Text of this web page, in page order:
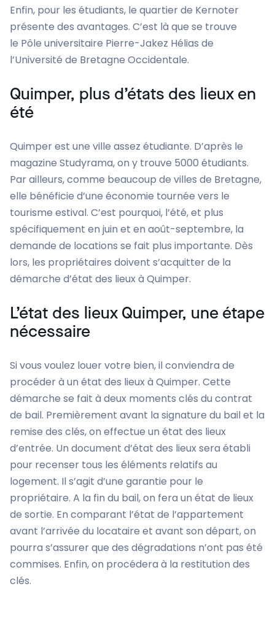
Enfin, pour les étudiants, le quartier de Kernoter
présente des avantages. C’est là que se trouve
le Pôle universitaire Pierre-Jakez Hélias de
l’Université de Bretagne Occidentale.
Quimper, plus d’états des lieux en
été
Quimper est une ville assez étudiante. D’après le
magazine Studyrama, on y trouve 5000 étudiants.
Par ailleurs, comme beaucoup de villes de Bretagne,
elle bénéficie d’une économie tournée vers le
tourisme estival. C’est pourquoi, l’été, et plus
spécifiquement en juin et en août-septembre, la
demande de locations se fait plus importante. Dès
lors, les propriétaires doivent s’acquitter de la
démarche d’état des lieux à Quimper.
L’état des lieux Quimper, une étape
nécessaire
Si vous voulez louer votre bien, il conviendra de
procéder à un état des lieux à Quimper. Cette
démarche se fait à deux moments clés du contrat
de bail. Premièrement avant la signature du bail et la
remise des clés, on effectue un état des lieux
d’entrée. Un document d’état des lieux sera établi
pour recenser tous les éléments relatifs au
logement. Il s’agit d’une garantie pour le
propriétaire. A la fin du bail, on fera un état de lieux
de sortie. En comparant l’état de l’appartement
avant l’arrivée du locataire et avant son départ, on
pourra s’assurer que des dégradations n’ont pas été
commises. Enfin, on procédera à la restitution des
clés.